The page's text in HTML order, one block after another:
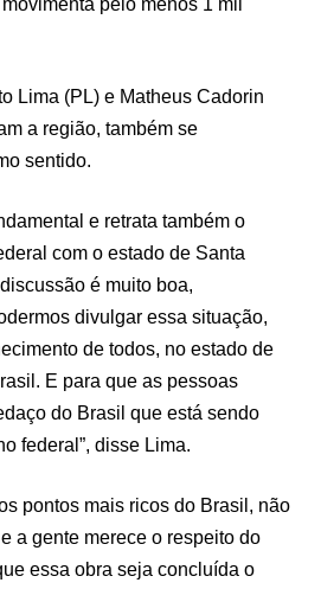
Lima (PL) e Matheus Cadorin
a região, também se
sentido.
e retrata também o
com o estado de Santa
é muito boa,
divulgar essa situação,
de todos, no estado de
E para que as pessoas
do Brasil que está sendo
federal”, disse Lima.
pontos mais ricos do Brasil, não
a gente merece o respeito do
essa obra seja concluída o